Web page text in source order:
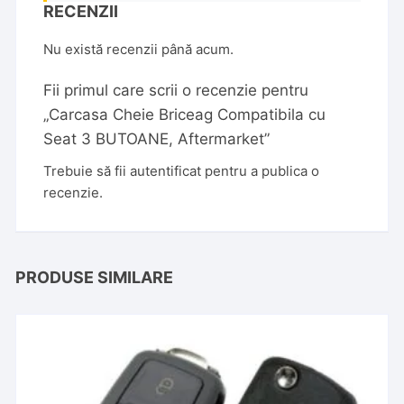
RECENZII
Nu există recenzii până acum.
Fii primul care scrii o recenzie pentru
„Carcasa Cheie Briceag Compatibila cu
Seat 3 BUTOANE, Aftermarket”
Trebuie să fiiautentificat pentru a publica o
recenzie.
PRODUSE SIMILARE